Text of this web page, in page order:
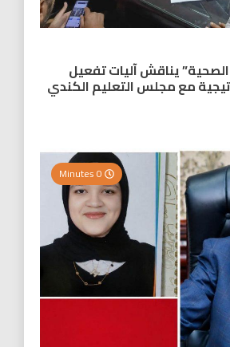
يناقش آليات تفعيل
مع مجلس التعليم الكندي